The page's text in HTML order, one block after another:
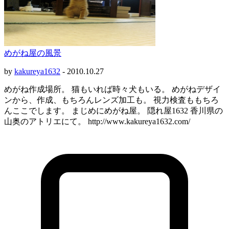
めがね屋の風景
by kakureya1632 - 2010.10.27
めがね作成場所。 猫もいれば時々犬もいる。 めがねデザイ
ンから、作成、もちろんレンズ加工も。 視力検査ももちろ
んここでします。 まじめにめがね屋。 隠れ屋1632 香川県の
山奥のアトリエにて。 http://www.kakureya1632.com/